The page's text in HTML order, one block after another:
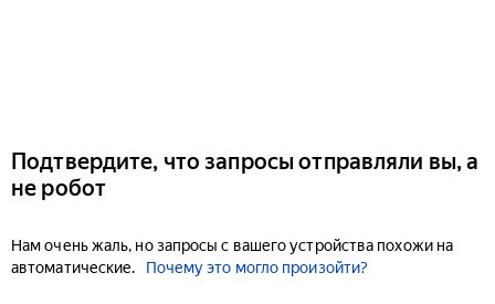
Подтвердите, что запросы отправляли вы, а
не робот
Нам очень жаль, но запросы с вашего устройства похожи на
автоматические.
Почему это могло произойти?